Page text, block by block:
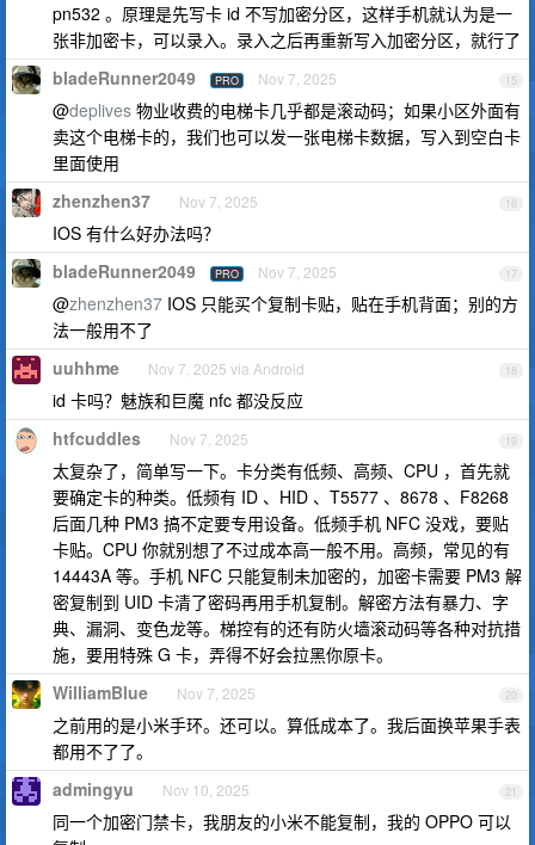
pn532 。原理是先写卡 id 不写加密分区，这样手机就认为是一
张非加密卡，可以录入。录入之后再重新写入加密分区，就行了
15
bladeRunner2049 PRO Nov 7, 2025
@deplives 物业收费的电梯卡几乎都是滚动码；如果小区外面有
卖这个电梯卡的，我们也可以发一张电梯卡数据，写入到空白卡
里面使用
16
zhenzhen37 Nov 7, 2025
IOS 有什么好办法吗？
17
bladeRunner2049 PRO Nov 7, 2025
@zhenzhen37 IOS 只能买个复制卡贴，贴在手机背面；别的方
法一般用不了
18
uuhhme Nov 7, 2025 via Android
id 卡吗？魅族和巨魔 nfc 都没反应
19
htfcuddles Nov 7, 2025
太复杂了，简单写一下。卡分类有低频、高频、CPU ，首先就
要确定卡的种类。低频有 ID 、HID 、T5577 、8678 、F8268
后面几种 PM3 搞不定要专用设备。低频手机 NFC 没戏，要贴
卡贴。CPU 你就别想了不过成本高一般不用。高频，常见的有
14443A 等。手机 NFC 只能复制未加密的，加密卡需要 PM3 解
密复制到 UID 卡清了密码再用手机复制。解密方法有暴力、字
典、漏洞、变色龙等。梯控有的还有防火墙滚动码等各种对抗措
施，要用特殊 G 卡，弄得不好会拉黑你原卡。
20
WilliamBlue Nov 7, 2025
之前用的是小米手环。还可以。算低成本了。我后面换苹果手表
都用不了了。
21
admingyu Nov 10, 2025
同一个加密门禁卡，我朋友的小米不能复制，我的 OPPO 可以